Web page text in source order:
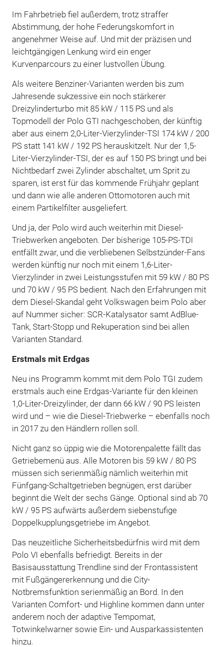
Im Fahrbetrieb fiel außerdem, trotz straffer
Abstimmung, der hohe Federungskomfort in
angenehmer Weise auf. Und mit der präzisen und
leichtgängigen Lenkung wird ein enger
Kurvenparcours zu einer lustvollen Übung.
Als weitere Benziner-Varianten werden bis zum
Jahresende sukzessive ein noch stärkerer
Dreizylinderturbo mit 85 kW / 115 PS und als
Topmodell der Polo GTI nachgeschoben, der künftig
aber aus einem 2,0-Liter-Vierzylinder-TSI 174 kW / 200
PS statt 141 kW / 192 PS herauskitzelt. Nur der 1,5-
Liter-Vierzylinder-TSI, der es auf 150 PS bringt und bei
Nichtbedarf zwei Zylinder abschaltet, um Sprit zu
sparen, ist erst für das kommende Frühjahr geplant
und dann wie alle anderen Ottomotoren auch mit
einem Partikelfilter ausgeliefert.
Und ja, der Polo wird auch weiterhin mit Diesel-
Triebwerken angeboten. Der bisherige 105-PS-TDI
entfällt zwar, und die verbliebenen Selbstzünder-Fans
werden künftig nur noch mit einem 1,6-Liter-
Vierzylinder in zwei Leistungsstufen mit 59 kW / 80 PS
und 70 kW / 95 PS bedient. Nach den Erfahrungen mit
dem Diesel-Skandal geht Volkswagen beim Polo aber
auf Nummer sicher: SCR-Katalysator samt AdBlue-
Tank, Start-Stopp und Rekuperation sind bei allen
Varianten Standard.
Erstmals mit Erdgas
Neu ins Programm kommt mit dem Polo TGI zudem
erstmals auch eine Erdgas-Variante für den kleinen
1,0-Liter-Dreizylinder, der dann 66 kW / 90 PS leisten
wird und – wie die Diesel-Triebwerke – ebenfalls noch
in 2017 zu den Händlern rollen soll.
Nicht ganz so üppig wie die Motorenpalette fällt das
Getriebemenü aus. Alle Motoren bis 59 kW / 80 PS
müssen sich serienmäßig nämlich weiterhin mit
Fünfgang-Schaltgetrieben begnügen, erst darüber
beginnt die Welt der sechs Gänge. Optional sind ab 70
kW / 95 PS aufwärts außerdem siebenstufige
Doppelkupplungsgetriebe im Angebot.
Das neuzeitliche Sicherheitsbedürfnis wird mit dem
Polo VI ebenfalls befriedigt. Bereits in der
Basisausstattung Trendline sind der Frontassistent
mit Fußgängererkennung und die City-
Notbremsfunktion serienmäßig an Bord. In den
Varianten Comfort- und Highline kommen dann unter
anderem noch der adaptive Tempomat,
Totwinkelwarner sowie Ein- und Ausparkassistenten
hinzu.